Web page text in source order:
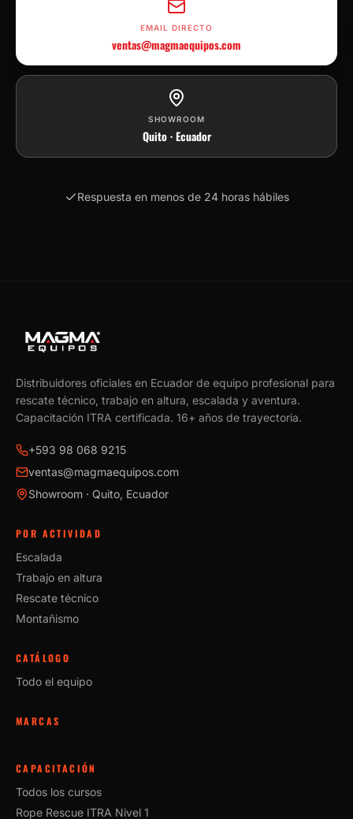
EMAIL DIRECTO
ventas@magmaequipos.com
SHOWROOM
Quito · Ecuador
Respuesta en menos de 24 horas hábiles
Distribuidores oficiales en Ecuador de equipo profesional para
rescate técnico, trabajo en altura, escalada y aventura.
Capacitación ITRA certificada. 16+ años de trayectoria.
+593 98 068 9215
ventas@magmaequipos.com
Showroom · Quito, Ecuador
POR ACTIVIDAD
Escalada
Trabajo en altura
Rescate técnico
Montañismo
CATÁLOGO
Todo el equipo
MARCAS
CAPACITACIÓN
Todos los cursos
Rope Rescue ITRA Nivel 1